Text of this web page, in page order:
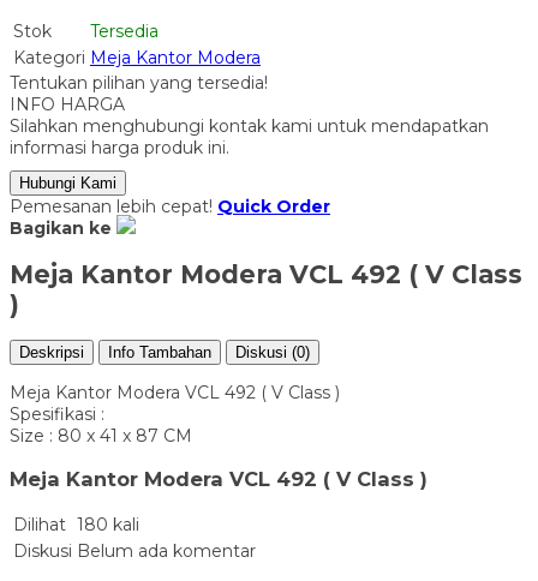
Stok
Tersedia
Kategori Meja Kantor Modera
Tentukan pilihan yang tersedia!
INFO HARGA
Silahkan menghubungi kontak kami untuk mendapatkan
informasi harga produk ini.
Hubungi Kami
Pemesanan lebih cepat! Quick Order
Bagikan ke
Meja Kantor Modera VCL 492 ( V Class
)
Deskripsi Info Tambahan Diskusi (0)
Meja Kantor Modera VCL 492 ( V Class )
Spesifikasi :
Size : 80 x 41 x 87 CM
Meja Kantor Modera VCL 492 ( V Class )
Dilihat 180 kali
Diskusi Belum ada komentar